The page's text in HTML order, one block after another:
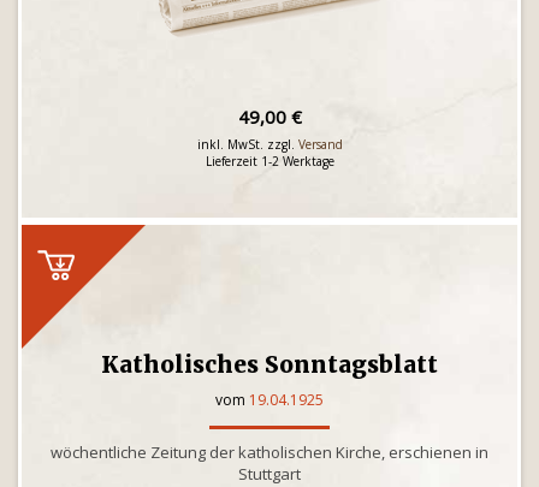
49,00 €
inkl. MwSt. zzgl. Versand
Lieferzeit 1-2 Werktage
Katholisches Sonntagsblatt
vom 19.04.1925
wöchentliche Zeitung der katholischen Kirche, erschienen in
Stuttgart